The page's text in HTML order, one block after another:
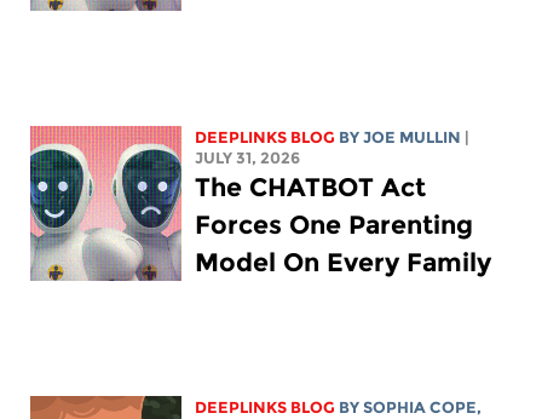
DEEPLINKS BLOG BYJOE MULLIN |
JULY 31, 2026
The CHATBOT Act
Forces One Parenting
Model On Every Family
DEEPLINKS BLOG BYSOPHIA COPE,